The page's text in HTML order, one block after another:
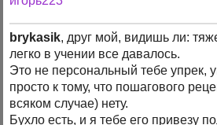
brykasik, друг мой, видишь ли:
легко в учении все давалось.
Это не персональный тебе упрек,
просто к тому, что пошагового
всяком случае) нету.
Бухло есть, и я тебе его привезу